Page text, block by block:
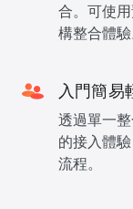
合。可使
構整合體驗
入門簡易
透過單一
的接入體
流程。